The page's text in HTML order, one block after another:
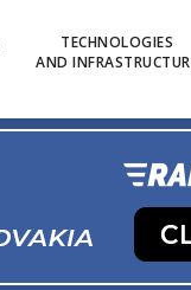
TECHNOLOGIES
AND